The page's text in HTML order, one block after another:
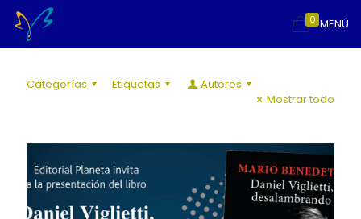
MENÚ
0
Categorías Etiquetas
Autores
Mostrar todo